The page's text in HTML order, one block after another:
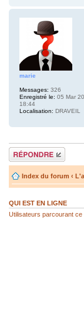
marie
Messages: 326
Enregistré le: 05 Mar
18:44
Localisation: DRAVEIL
Répondre
Index du forum ‹
QUI EST EN LIGNE
Utilisateurs parcourant ce